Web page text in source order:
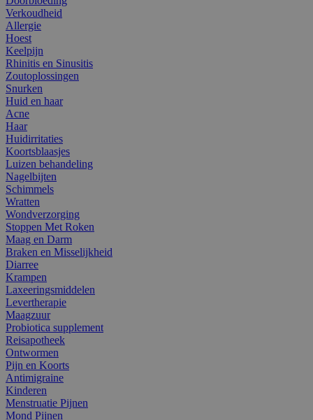
Verkoudheid
Allergie
Hoest
Keelpijn
Rhinitis en Sinusitis
Zoutoplossingen
Snurken
Huid en haar
Acne
Haar
Huidirritaties
Koortsblaasjes
Luizen behandeling
Nagelbijten
Schimmels
Wratten
Wondverzorging
Stoppen Met Roken
Maag en Darm
Braken en Misselijkheid
Diarree
Krampen
Laxeeringsmiddelen
Levertherapie
Maagzuur
Probiotica supplement
Reisapotheek
Ontwormen
Pijn en Koorts
Antimigraine
Kinderen
Menstruatie Pijnen
Mond Pijnen